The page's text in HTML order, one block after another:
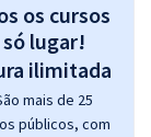
os cursos
lugar!
mais de 25
públicos, com